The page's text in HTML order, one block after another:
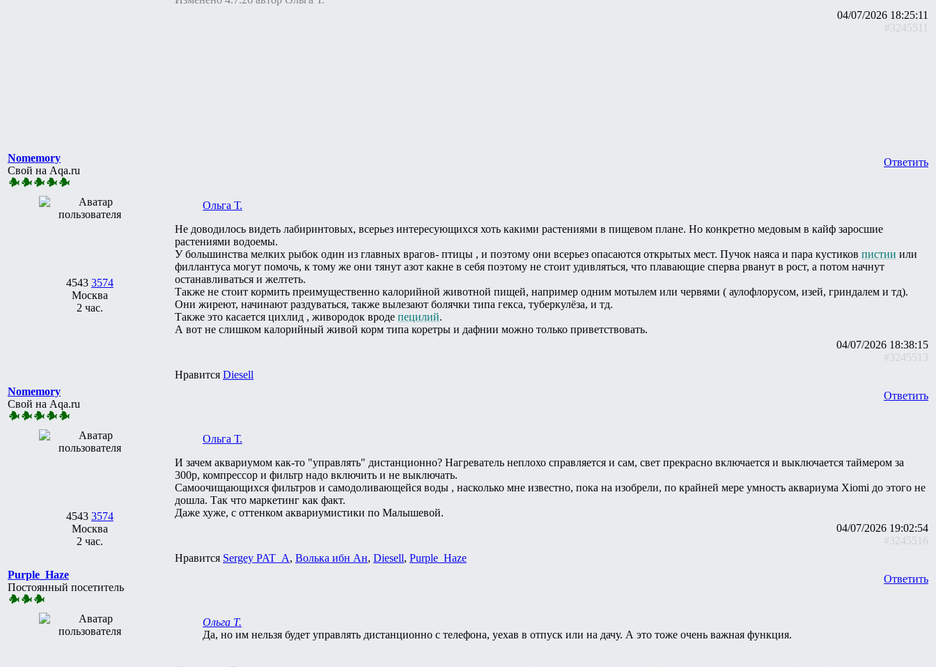
04/07/2026 18:25:11
#3245511
Nomemory
Свой на Aqa.ru
4543 3574
Москва
2 час.
Ответить
Ольга Т.
Не доводилось видеть лабиринтовых, всерьез интересующихся хоть какими растениями в пищевом плане. Но конкретно медовым в кайф заросшие
растениями водоемы.
У большинства мелких рыбок один из главных врагов- птицы , и поэтому они всерьез опасаются открытых мест. Пучок наяса и пара кустиков пистии или
филлантуса могут помочь, к тому же они тянут азот какне в себя поэтому не стоит удивляться, что плавающие сперва рванут в рост, а потом начнут
останавливаться и желтеть.
Также не стоит кормить преимущественно калорийной животной пищей, например одним мотылем или червями ( аулофлорусом, изей, гриндалем и тд).
Они жиреют, начинают раздуваться, также вылезают болячки типа гекса, туберкулёза, и тд.
Также это касается цихлид , живородок вроде пецилий.
А вот не слишком калорийный живой корм типа коретры и дафнии можно только приветствовать.
04/07/2026 18:38:15
#3245513
Нравится Diesell
Nomemory
Свой на Aqa.ru
4543 3574
Москва
2 час.
Ответить
Ольга Т.
И зачем аквариумом как-то "управлять" дистанционно? Нагреватель неплохо справляется и сам, свет прекрасно включается и выключается таймером за
300р, компрессор и фильтр надо включить и не выключать.
Самоочищающихся фильтров и самодоливающейся воды , насколько мне известно, пока на изобрели, по крайней мере умность аквариума Xiomi до этого не
дошла. Так что маркетинг как факт.
Даже хуже, с оттенком аквариумистики по Малышевой.
04/07/2026 19:02:54
#3245516
Нравится Sergey PAT_A, Волька ибн Ан, Diesell, Purple_Haze
Purple_Haze
Постоянный посетитель
Ответить
Ольга Т.
Да, но им нельзя будет управлять дистанционно с телефона, уехав в отпуск или на дачу. А это тоже очень важная функция.